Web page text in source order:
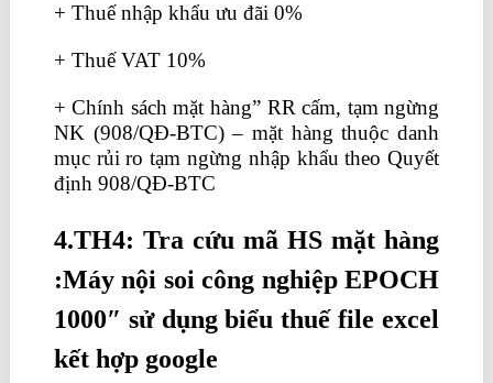
+ Thuế nhập khẩu ưu đãi 0%
+ Thuế VAT 10%
+ Chính sách mặt hàng” RR cấm, tạm ngừng
NK (908/QĐ-BTC) – mặt hàng thuộc danh
mục rủi ro tạm ngừng nhập khẩu theo Quyết
định 908/QĐ-BTC
4.TH4: Tra cứu mã HS mặt hàng
:Máy nội soi công nghiệp EPOCH
1000″ sử dụng biểu thuế file excel
kết hợp google